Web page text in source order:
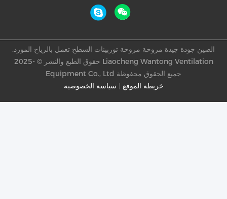
سياسة الخصوصية خريطة الموقع
الصين جودة جيدة مروحة مروحة توربينات السطح تعمل بالرياح المورد.
حقوق الطبع والنشر © -2025 Liaocheng Wantong Ventilation
Equipment Co., Ltd جميع الحقوق محفوظة